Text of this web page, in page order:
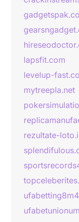
lapsfit.com
levelup-
mytreepla.net
rezultate-